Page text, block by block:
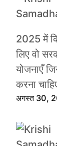
2025 में
लिए वो
योजनाएँ
करना
अगस्त 30,